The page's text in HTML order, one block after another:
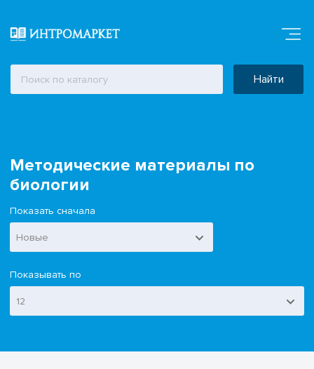
Найти
Методические материалы по
биологии
Показать сначала
Новые
Показывать по
12